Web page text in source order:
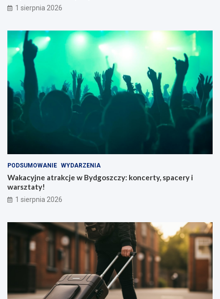
1 sierpnia 2026
PODSUMOWANIE WYDARZENIA
Wakacyjne atrakcje w Bydgoszczy: koncerty, spacery i
warsztaty!
1 sierpnia 2026